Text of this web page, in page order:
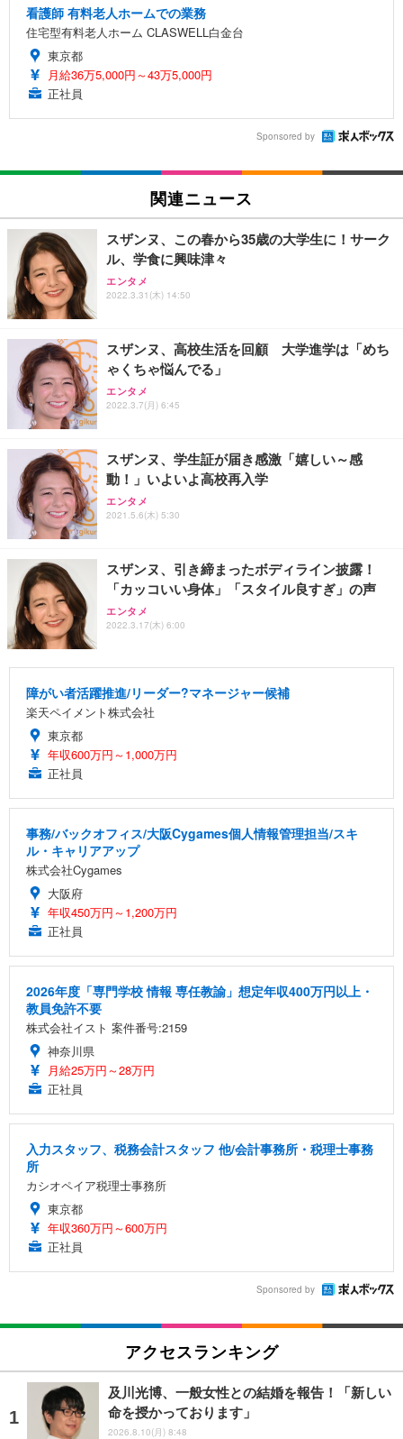
看護師 有料老人ホームでの業務
住宅型有料老人ホーム CLASWELL白金台
東京都
月給36万5,000円～43万5,000円
正社員
Sponsored by
関連ニュース
スザンヌ、この春から35歳の大学生に！サーク
ル、学食に興味津々
エンタメ
2022.3.31(木) 14:50
スザンヌ、高校生活を回顧 大学進学は「めち
ゃくちゃ悩んでる」
エンタメ
2022.3.7(月) 6:45
スザンヌ、学生証が届き感激「嬉しい～感
動！」いよいよ高校再入学
エンタメ
2021.5.6(木) 5:30
スザンヌ、引き締まったボディライン披露！
「カッコいい身体」「スタイル良すぎ」の声
エンタメ
2022.3.17(木) 6:00
障がい者活躍推進/リーダー?マネージャー候補
楽天ペイメント株式会社
東京都
年収600万円～1,000万円
正社員
事務/バックオフィス/大阪Cygames個人情報管理担当/スキ
ル・キャリアアップ
株式会社Cygames
大阪府
年収450万円～1,200万円
正社員
2026年度「専門学校 情報 専任教諭」想定年収400万円以上・
教員免許不要
株式会社イスト 案件番号:2159
神奈川県
月給25万円～28万円
正社員
入力スタッフ、税務会計スタッフ 他/会計事務所・税理士事務
所
カシオペイア税理士事務所
東京都
年収360万円～600万円
正社員
Sponsored by
アクセスランキング
及川光博、一般女性との結婚を報告！「新しい
命を授かっております」
2026.8.10(月) 8:48